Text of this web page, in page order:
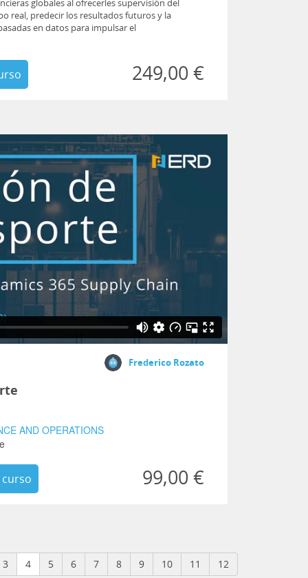
globales al ofrecerles supervisión del
real, predecir los resultados futuros y la
en datos para impulsar el
249,00 €
Frederico Rozato
AND OPERATIONS
99,00 €
3 4 5 6 7 8 9 10 11 12